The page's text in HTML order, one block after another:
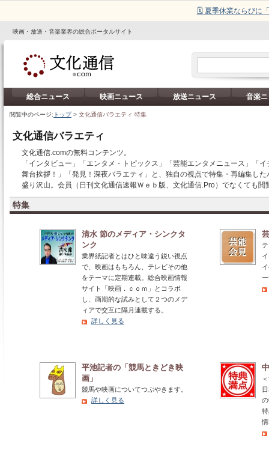
🗓️ 夏季休業ならびに
映画・放送・音楽業界の総合ポータルサイト
総合ニュース 映画ニュース 放送ニュース 音楽
閲覧中のページ: トップ> 文化通信バラエティ 特集
文化通信バラエティ
文化通信.comの無料コンテンツ。
「インタビュー」「エンタメ・トピックス」「芸能エンタメニュース」「
舞台挨拶！」「発見！深夜バラエティ」と、独自の視点で特集・再編集し
盛り沢山。会員（日刊文化通信速報Ｗｅｂ版、文化通信.Pro）でなくても閲
特集
清水 節のメディア・シンクタ
ンク
業界紙記者とはひと味違う鋭い視点
で、映画はもちろん、テレビその他
をテーマに定期連載。総合映画情報
サイト「映画．ｃｏｍ」とコラボ
し、画期的な試みとして２つのメデ
ィアで交互に隔月連載する。
詳しく見る
平池記者の「競馬ときどき映
画」
競馬や映画についてつぶやきます。
詳しく見る